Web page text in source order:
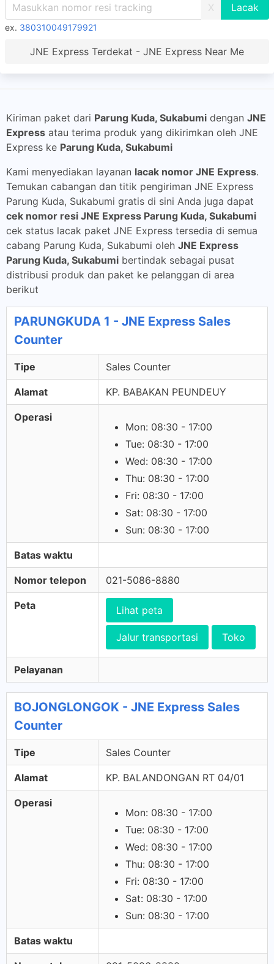
X
ex. 380310049179921
JNE Express Terdekat - JNE Express Near Me
Kiriman paket dari Parung Kuda, Sukabumi dengan JNE
Express atau terima produk yang dikirimkan oleh JNE
Express ke Parung Kuda, Sukabumi
Kami menyediakan layanan lacak nomor JNE Express.
Temukan cabangan dan titik pengiriman JNE Express
Parung Kuda, Sukabumi gratis di sini Anda juga dapat
cek nomor resi JNE Express Parung Kuda, Sukabumi
cek status lacak paket JNE Express tersedia di semua
cabang Parung Kuda, Sukabumi oleh JNE Express
Parung Kuda, Sukabumi bertindak sebagai pusat
distribusi produk dan paket ke pelanggan di area
berikut
PARUNGKUDA 1 - JNE Express Sales
Counter
Tipe Sales Counter
Alamat KP. BABAKAN PEUNDEUY
Operasi
Mon: 08:30 - 17:00
Tue: 08:30 - 17:00
Wed: 08:30 - 17:00
Thu: 08:30 - 17:00
Fri: 08:30 - 17:00
Sat: 08:30 - 17:00
Sun: 08:30 - 17:00
Batas waktu
Nomor telepon 021-5086-8880
Peta Lihat peta
Jalur transportasi Toko
Pelayanan
BOJONGLONGOK - JNE Express Sales
Counter
Tipe Sales Counter
Alamat KP. BALANDONGAN RT 04/01
Operasi
Mon: 08:30 - 17:00
Tue: 08:30 - 17:00
Wed: 08:30 - 17:00
Thu: 08:30 - 17:00
Fri: 08:30 - 17:00
Sat: 08:30 - 17:00
Sun: 08:30 - 17:00
Batas waktu